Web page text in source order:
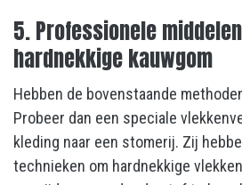
5. Professionele
hardnekkige kauwgom
Hebben de bovenstaande
Probeer dan een speciale
kleding naar een stomerij. Zij
technieken om hardnekkige